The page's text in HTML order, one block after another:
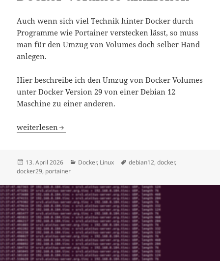
Auch wenn sich viel Technik hinter Docker durch
Programme wie Portainer verstecken lässt, so muss
man für den Umzug von Volumes doch selber Hand
anlegen.
Hier beschreibe ich den Umzug von Docker Volumes
unter Docker Version 29 von einer Debian 12
Maschine zu einer anderen.
Docker Volumes umziehen
weiterlesen
Veröffentlicht
am
13. April 2026 Kategorien
Docker, Linux Schlagwörter
debian12,docker,
docker29, portainer